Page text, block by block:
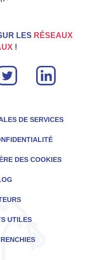
LES RÉSEAUX
!
linkin
DE SERVICES
DES COOKIES
UTILES